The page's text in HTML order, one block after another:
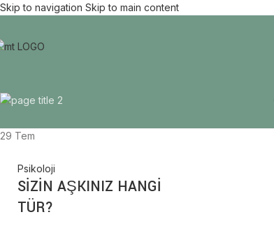
Skip to navigation Skip to main content
29 Tem
Psikoloji
SİZİN AŞKINIZ HANGİ
TÜR?